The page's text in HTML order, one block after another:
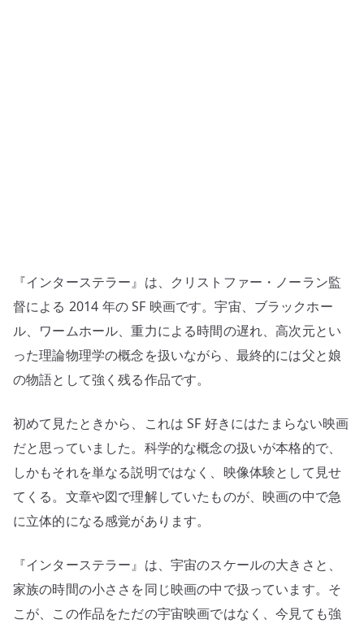
つ
な
ぐ
の
映
画
へ
の
『インターステラー』は、クリストファー・ノーラン監
督による 2014 年の SF 映画です。宇宙、ブラックホー
ル、ワームホール、重力による時間の遅れ、高次元とい
った理論物理学の概念を扱いながら、最終的には父と娘
の物語として強く残る作品です。
初めて見たときから、これは SF 好きにはたまらない映画
だと思っていました。科学的な概念の扱いが本格的で、
しかもそれを単なる説明ではなく、映像体験として見せ
てくる。文章や図で理解していたものが、映画の中で急
に立体的になる感覚があります。
『インターステラー』は、宇宙のスケールの大きさと、
家族の時間の小ささを同じ映画の中で扱っています。そ
こが、この作品をただの宇宙映画ではなく、今見ても強